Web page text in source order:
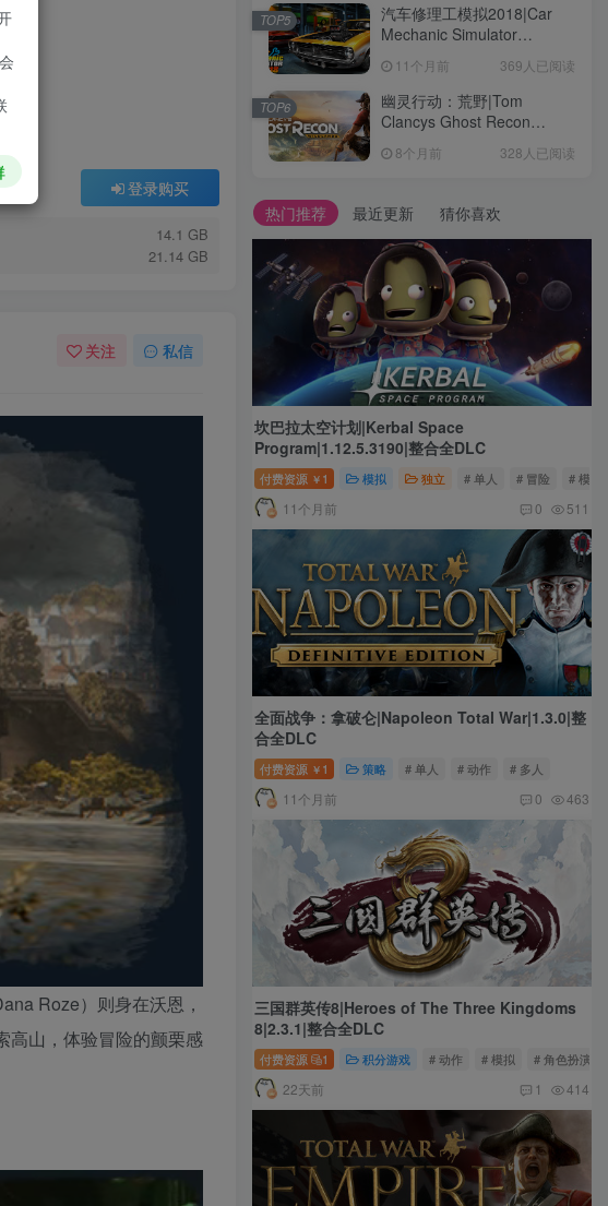
登录购买
14.1 GB
21.14 GB
关注 私信
Roze）则身在沃恩，
高山，体验冒险的颤栗感
汽车修理工模拟2018|Car
Mechanic Simulator
11个月前 369人已阅读
TOP5
幽灵行动：荒野|Tom
Clancys Ghost Recon
DLC8个月前 328人已阅读
TOP6
热门推荐 最近更新 猜你喜欢
坎巴拉太空计划|Kerbal Space
Program|1.12.5.3190|整合全DLC
付费资源 ￥ 1 模拟 独立 # 单人 # 冒险 # 模拟
11个月前 0 511
全面战争：拿破仑|Napoleon Total War|1.3.0|整
合全DLC
付费资源 ￥ 1 策略 # 单人 # 动作 # 多人
11个月前 0 463
三国群英传8|Heroes of The Three Kingdoms
8|2.3.1|整合全DLC
付费资源 1 积分游戏 # 动作 # 模拟 # 角色扮演
22天前 1 414